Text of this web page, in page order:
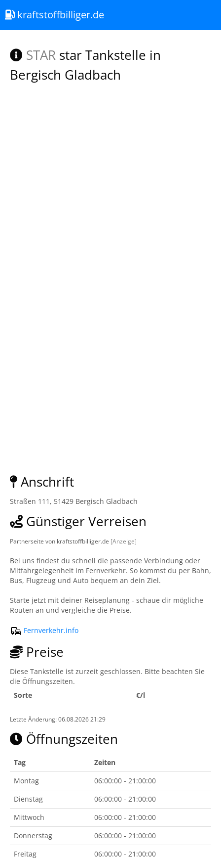
kraftstoffbilliger.de
STAR star Tankstelle in
Bergisch Gladbach
Anschrift
Straßen 111, 51429 Bergisch Gladbach
Günstiger Verreisen
Partnerseite von kraftstoffbilliger.de [Anzeige]
Bei uns findest du schnell die passende Verbindung oder
Mitfahrgelegenheit im Fernverkehr. So kommst du per Bahn,
Bus, Flugzeug und Auto bequem an dein Ziel.
Starte jetzt mit deiner Reiseplanung - schaue dir mögliche
Routen an und vergleiche die Preise.
Fernverkehr.info
Preise
Diese Tankstelle ist zurzeit geschlossen. Bitte beachten Sie
die Öffnungszeiten.
Sorte
€/l
Letzte Änderung: 06.08.2026 21:29
Öffnungszeiten
Tag
Zeiten
Montag
06:00:00 - 21:00:00
Dienstag
06:00:00 - 21:00:00
Mittwoch
06:00:00 - 21:00:00
Donnerstag
06:00:00 - 21:00:00
Freitag
06:00:00 - 21:00:00